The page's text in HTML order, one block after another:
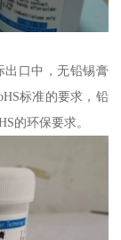
出口中，无铅锡膏
标准的要求，铅
的环保要求。